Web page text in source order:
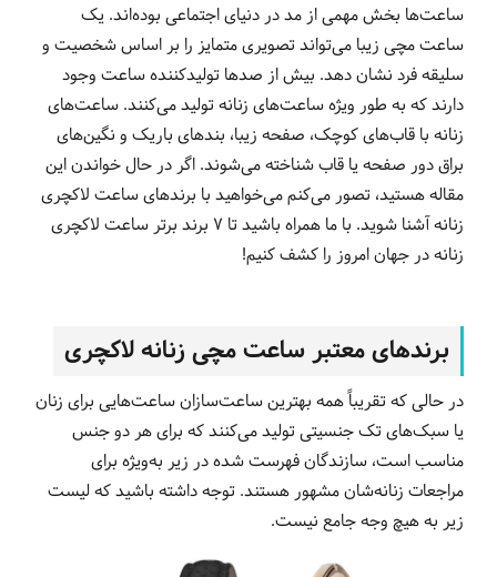
ساعت‌ها بخش مهمی از مد در دنیای اجتماعی بوده‌اند. یک
ساعت مچی زیبا می‌تواند تصویری متمایز را بر اساس شخصیت و
سلیقه فرد نشان دهد. بیش از صدها تولیدکننده ساعت وجود
دارند که به طور ویژه ساعت‌های زنانه تولید می‌کنند. ساعت‌های
زنانه با قاب‌های کوچک، صفحه زیبا، بند‌های باریک و نگین‌های
براق دور صفحه یا قاب شناخته می‌شوند. اگر در حال خواندن این
مقاله هستید، تصور می‌کنم می‌خواهید با برندهای ساعت لاکچری
زنانه آشنا شوید. با ما همراه باشید تا 7 برند برتر ساعت لاکچری
زنانه در جهان امروز را کشف کنیم!
برندهای معتبر ساعت مچی زنانه لاکچری
در حالی که تقریباً همه بهترین ساعت‌سازان ساعت‌هایی برای زنان
یا سبک‌های تک جنسیتی تولید می‌کنند که برای هر دو جنس
مناسب است، سازندگان فهرست شده در زیر به‌ویژه برای
مراجعات زنانه‌شان مشهور هستند. توجه داشته باشید که لیست
زیر به هیچ وجه جامع نیست.